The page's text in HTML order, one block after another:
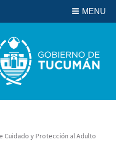
MENU
Cuidado y Protección al Adulto